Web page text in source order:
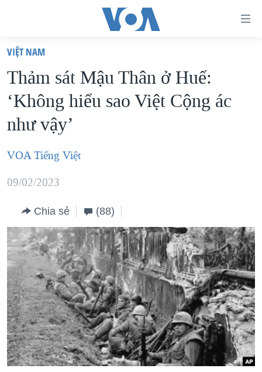
truy
cập
Tới
nội
chính
điều
hướng
chính
Đi
tới
"Tìm"
VIỆT NAM
HOA KỲ
BIỂN ĐÔNG
THẾ GIỚI
DIỄN ĐÀN
MỤC
TỰ DO BÁO CHÍ
VẠCH TRẦN TIN GIẢ
NGƯỜI VIỆT HẢI NGOẠI
ĐỜI SỐNG
KINH TẾ
KHOA HỌC
SỨC KHOẺ
CHUYÊN ĐỀ
CHIẾN TRANH THƯƠNG MẠI CỦA MỸ: QUÁ KHỨ VÀ HIỆN
TẠI
HÀNH TRÌNH BẦU CỬ 2024
MỘT NĂM CHIẾN TRANH TẠI DẢI GAZA
GIẢI MÃ VÀNH ĐAI & CON ĐƯỜNG
NGÀY TỊ NẠN THẾ GIỚI
HỌC TIẾNG ANH
VIDEO
NGHE
MẠNG XÃ HỘI
VIỆT NAM
Thảm sát Mậu Thân ở Huế:
‘Không hiểu sao Việt Cộng ác
như vậy’
VOA Tiếng Việt
09/02/2023
Chia sẻ (88)